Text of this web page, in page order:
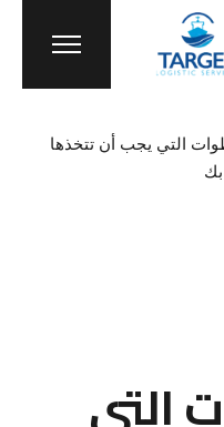
التي يجب أن تتخذها
بك
التي